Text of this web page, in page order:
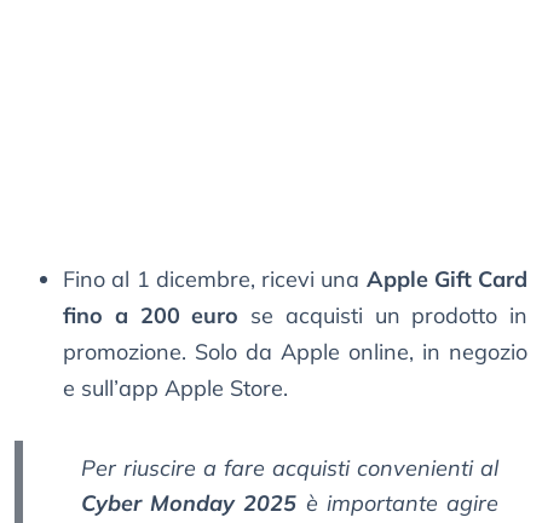
Fino al 1 dicembre, ricevi una Apple Gift Card
fino a 200 euro se acquisti un prodotto in
promozione. Solo da Apple online, in negozio
e sull’app Apple Store.
Per riuscire a fare acquisti convenienti al
Cyber Monday 2025 è importante agire